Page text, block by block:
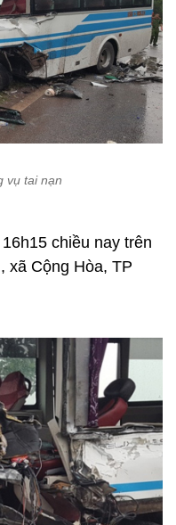
vụ tai nạn
chiều nay trên
xã Cộng Hòa, TP